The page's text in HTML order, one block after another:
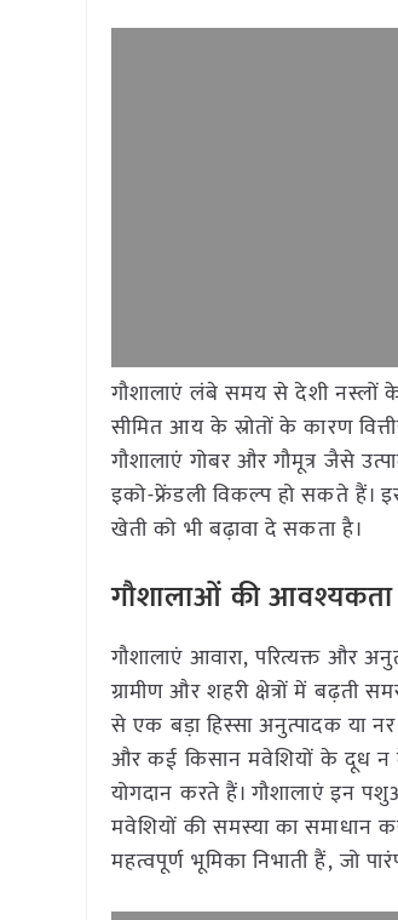
गौशालाएं लंबे समय से देशी नस्लों
सीमित आय के स्रोतों के कारण
गौशालाएं गोबर और गौमूत्र जैसे
इको-फ्रेंडली विकल्प हो सकते हैं।
खेती को भी बढ़ावा दे सकता है।
गौशालाओं की आवश्यकता
गौशालाएं आवारा, परित्यक्त और
ग्रामीण और शहरी क्षेत्रों में
से एक बड़ा हिस्सा अनुत्पादक या
और कई किसान मवेशियों के दूध न
योगदान करते हैं। गौशालाएं इन
मवेशियों की समस्या का समाधान
महत्वपूर्ण भूमिका निभाती हैं, जो